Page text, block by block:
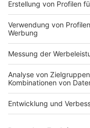
KPI
wachstumsstark
Bilanzrecht und